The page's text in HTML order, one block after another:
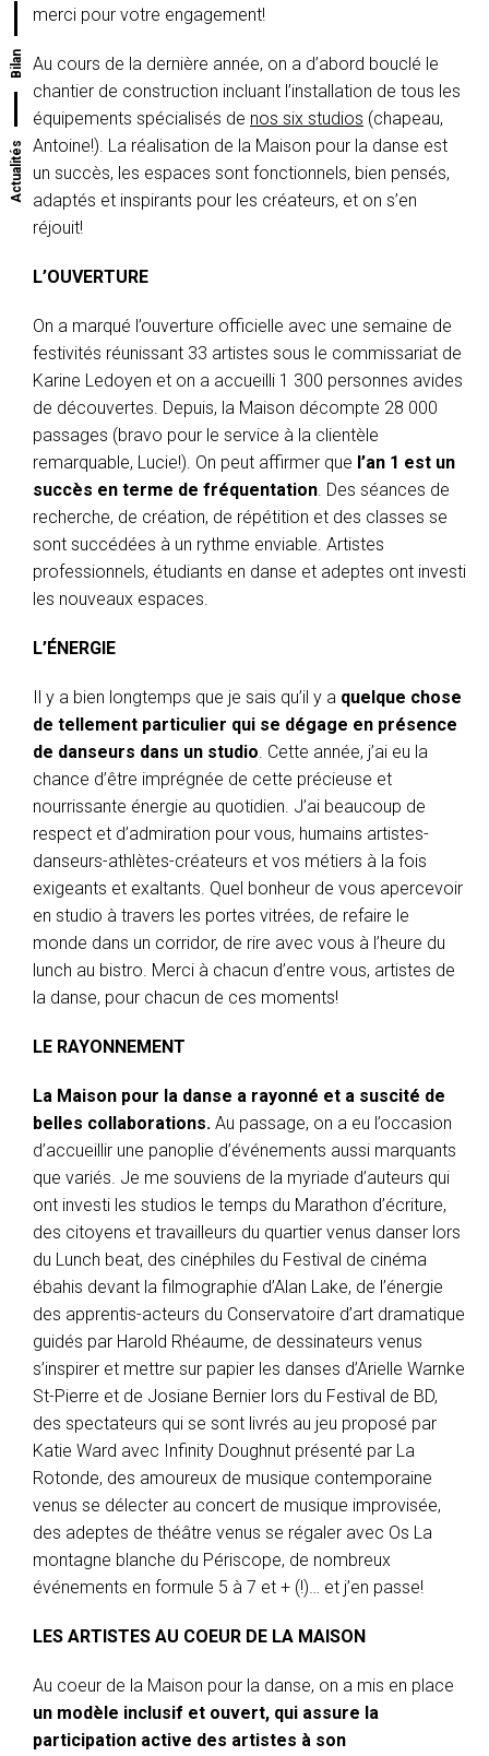
Actualités
Bilan
merci pour votre engagement!
Au cours de la dernière année, on a d’abord bouclé le
chantier de construction incluant l’installation de tous les
équipements spécialisés de nos six studios (chapeau,
Antoine!). La réalisation de la Maison pour la danse est
un succès, les espaces sont fonctionnels, bien pensés,
adaptés et inspirants pour les créateurs, et on s’en
réjouit!
L’OUVERTURE
On a marqué l’ouverture officielle avec une semaine de
festivités réunissant 33 artistes sous le commissariat de
Karine Ledoyen et on a accueilli 1 300 personnes avides
de découvertes. Depuis, la Maison décompte 28 000
passages (bravo pour le service à la clientèle
remarquable, Lucie!). On peut affirmer que l’an 1 est un
succès en terme de fréquentation. Des séances de
recherche, de création, de répétition et des classes se
sont succédées à un rythme enviable. Artistes
professionnels, étudiants en danse et adeptes ont investi
les nouveaux espaces.
L’ÉNERGIE
Il y a bien longtemps que je sais qu’il y a quelque chose
de tellement particulier qui se dégage en présence
de danseurs dans un studio. Cette année, j’ai eu la
chance d’être imprégnée de cette précieuse et
nourrissante énergie au quotidien. J’ai beaucoup de
respect et d’admiration pour vous, humains artistes-
danseurs-athlètes-créateurs et vos métiers à la fois
exigeants et exaltants. Quel bonheur de vous apercevoir
en studio à travers les portes vitrées, de refaire le
monde dans un corridor, de rire avec vous à l’heure du
lunch au bistro. Merci à chacun d’entre vous, artistes de
la danse, pour chacun de ces moments!
LE RAYONNEMENT
La Maison pour la danse a rayonné et a suscité de
belles collaborations. Au passage, on a eu l’occasion
d’accueillir une panoplie d’événements aussi marquants
que variés. Je me souviens de la myriade d’auteurs qui
ont investi les studios le temps du Marathon d’écriture,
des citoyens et travailleurs du quartier venus danser lors
du Lunch beat, des cinéphiles du Festival de cinéma
ébahis devant la filmographie d’Alan Lake, de l’énergie
des apprentis-acteurs du Conservatoire d’art dramatique
guidés par Harold Rhéaume, de dessinateurs venus
s’inspirer et mettre sur papier les danses d’Arielle Warnke
St-Pierre et de Josiane Bernier lors du Festival de BD,
des spectateurs qui se sont livrés au jeu proposé par
Katie Ward avec Infinity Doughnut présenté par La
Rotonde, des amoureux de musique contemporaine
venus se délecter au concert de musique improvisée,
des adeptes de théâtre venus se régaler avec Os La
montagne blanche du Périscope, de nombreux
événements en formule 5 à 7 et + (!)… et j’en passe!
LES ARTISTES AU COEUR DE LA MAISON
Au coeur de la Maison pour la danse, on a mis en place
un modèle inclusif et ouvert, qui assure la
participation active des artistes à son